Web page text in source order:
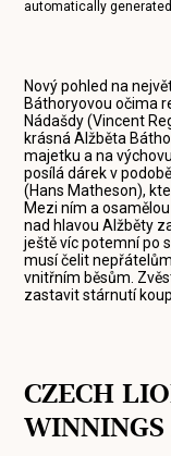
automatically
Nový pohled na
Báthoryovou očima
Nádašdy (Vincent
krásná Alžběta
majetku a na
posílá dárek v
(Hans Matheson),
Mezi ním a
nad hlavou Alžběty
ještě víc potemní po
musí čelit
vnitřním běsům.
zastavit stárnutí
CZECH